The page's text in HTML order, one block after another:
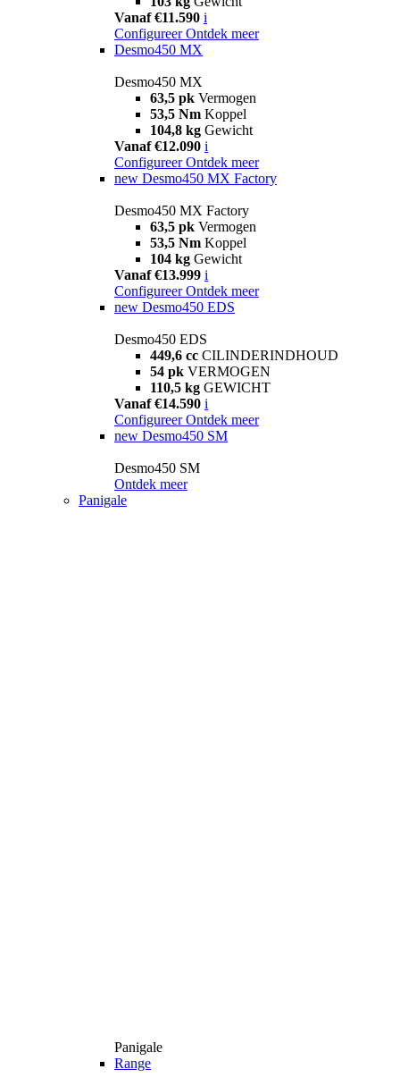
Vanaf €11.590 i
Configureer Ontdek meer
Desmo450 MX
Desmo450 MX
63,5 pk Vermogen
53,5 Nm Koppel
104,8 kg Gewicht
Vanaf €12.090 i
Configureer Ontdek meer
new Desmo450 MX Factory
Desmo450 MX Factory
63,5 pk Vermogen
53,5 Nm Koppel
104 kg Gewicht
Vanaf €13.999 i
Configureer Ontdek meer
new Desmo450 EDS
Desmo450 EDS
449,6 cc CILINDERINDHOUD
54 pk VERMOGEN
110,5 kg GEWICHT
Vanaf €14.590 i
Configureer Ontdek meer
new Desmo450 SM
Desmo450 SM
Ontdek meer
Panigale
Panigale
Range